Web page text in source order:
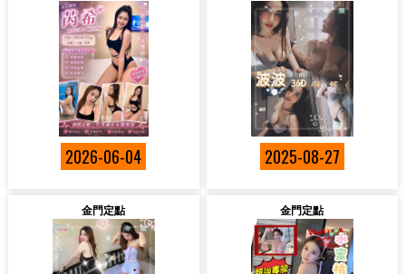
2026-06-04 2025-08-27
金門定點 金門定點